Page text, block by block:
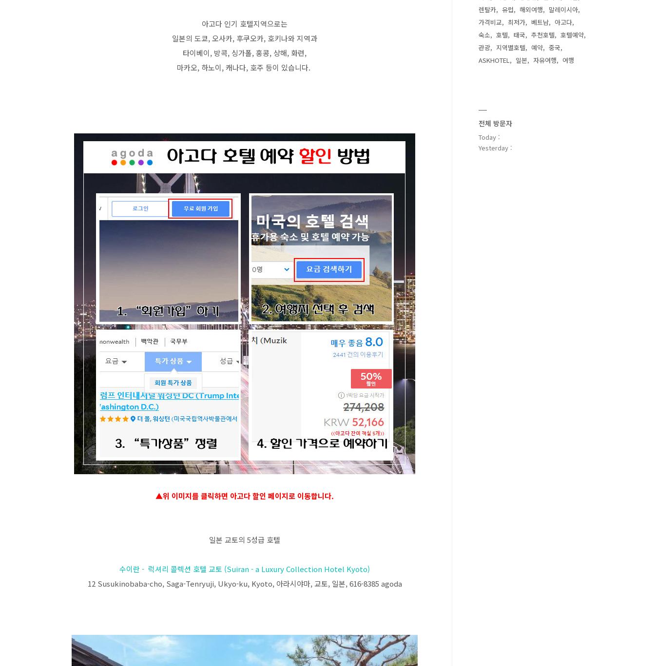
아고다 인기 호텔지역으로는
일본의 도쿄, 오사카, 후쿠오카, 호키나와 지역과
타이베이, 방콕, 싱가폴, 홍콩, 상해, 화련,
마카오, 하노이, 캐나다, 호주 등이 있습니다.
▲위 이미지를 클릭하면 아고다 할인 페이지로 이동합니다.
일본 교토의 5성급 호텔
수이란 - 럭셔리 콜렉션 호텔 교토 (Suiran - a Luxury Collection Hotel Kyoto)
12 Susukinobaba-cho, Saga-Tenryuji, Ukyo-ku, Kyoto, 아라시야마, 교토, 일본, 616-8385 agoda
렌탈카
유럽 해외여행
말레이시아
가격비교
최저가 베트남
아고다
숙소
호텔 태국 추천호텔
호텔예약
관광
지역별호텔 예약
중국
ASKHOTEL
일본 자유여행 여행
전체 방문자
Today :
Yesterday :